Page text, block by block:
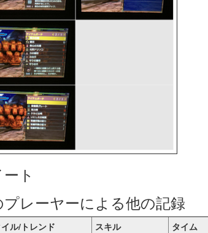
ト
プレーヤーによる他の記録
ル/トレンド スキル タイム